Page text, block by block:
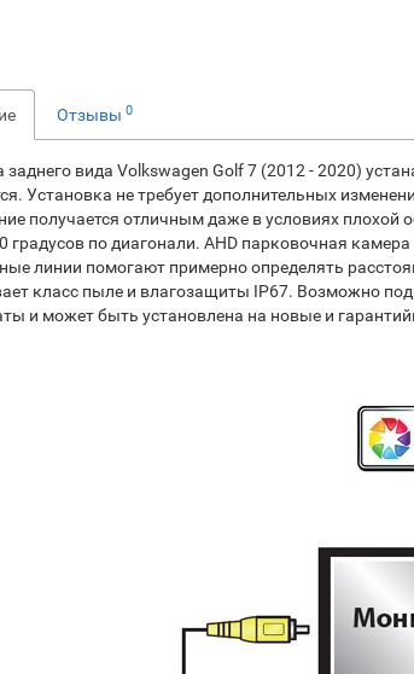
Отзывы 0
заднего вида Volkswagen Golf 7 (2012 - 2020)
Установка не требует дополнительных
получается отличным даже в условиях
градусов по диагонали. AHD парковочная
линии помогают примерно определять
класс пыле и влагозащиты IP67. Возможно
и может быть установлена на новые и